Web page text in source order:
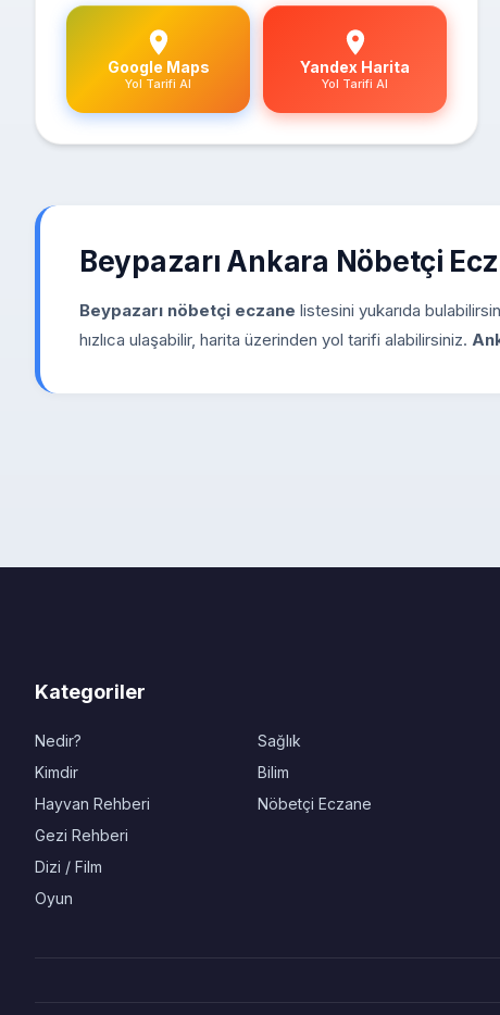
Google Maps
Yol Tarifi Al
Yandex Harita
Yol Tarifi Al
Beypazarı Ankara Nöbetçi
Beypazarı nöbetçi eczane listesini yukarıda
hızlıca ulaşabilir, harita üzerinden yol tarifi alabilirsiniz.
Kategoriler
Nedir?
Kimdir
Hayvan Rehberi
Gezi Rehberi
Dizi / Film
Oyun
Sağlık
Bilim
Nöbetçi Eczane